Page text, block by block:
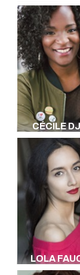
CÉCILE
LOLA